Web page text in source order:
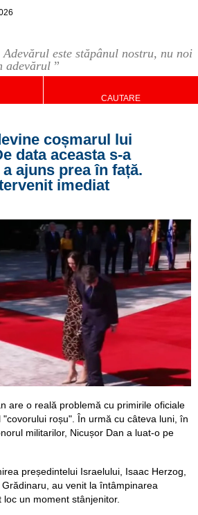
Adevărul este stăpânul nostru, nu noi
adevărul ”
CAUTARE
coșmarul lui
data aceasta s-a
ajuns prea în față.
imediat
are o reală problemă cu primirile oficiale
roșu". În urmă cu câteva luni, în
militarilor, Nicușor Dan a luat-o pe
președintelui Israelului, Isaac Herzog,
au venit la întâmpinarea
un moment stânjenitor.